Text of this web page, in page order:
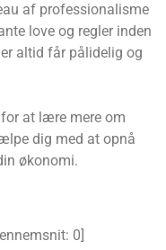
af professionalisme
love og regler inden
altid får pålidelig og
at lære mere om
dig med at opnå
økonomi.
0